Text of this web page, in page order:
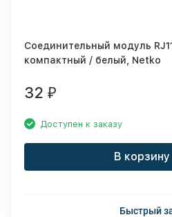
Соединительный модуль
компактный / белый, Netko
32 ₽
Доступен к заказу
В корзину
Быстрый